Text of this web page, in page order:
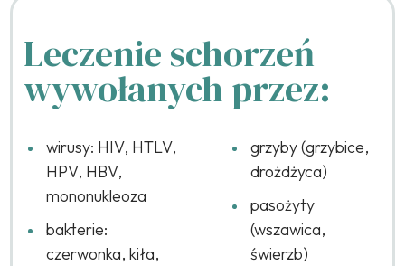
Leczenie schorzeń
wywołanych przez:
wirusy: HIV, HTLV,
HPV, HBV,
mononukleoza
bakterie:
czerwonka, kiła,
grzyby (grzybice,
drożdżyca)
pasożyty
(wszawica,
świerzb)